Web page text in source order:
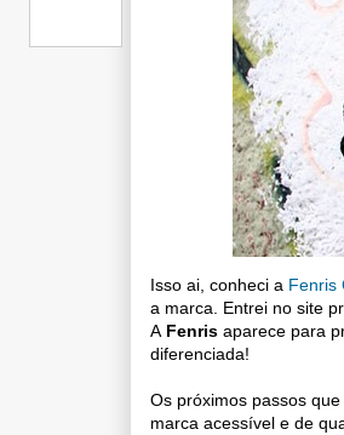
Isso ai, conheci a Fenris
a marca. Entrei no site
A Fenris aparece para
diferenciada!
Os próximos passos que
marca acessível e de